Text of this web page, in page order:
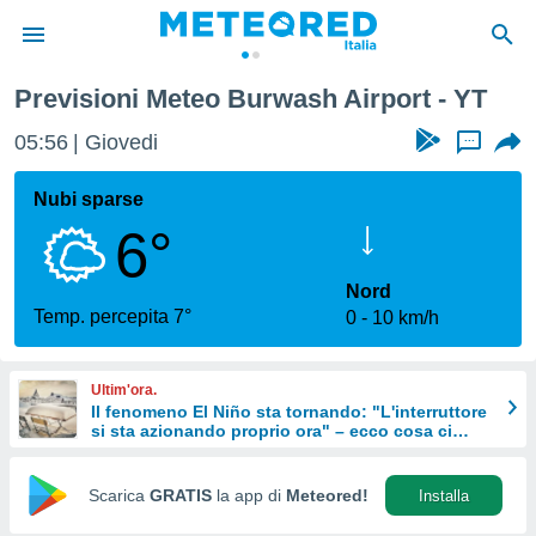
di
per
le
di
Web
Previsioni Meteo Burwash Airport - YT
05:56 Giovedi ...
Nubi sparse
6°
Temp. percepita 7°
Nord
0
10 km/h
Ultim'ora.
Il fenomeno El Niño sta tornando: "L'interruttore
si sta azionando proprio ora" – ecco cosa ci
Scarica GRATIS la app di Meteored! Installa